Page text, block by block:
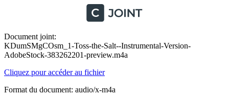
Document joint:
KDumSMgCOsm_1-Toss-the-Salt--Instrumental-Version-
AdobeStock-383262201-preview.m4a
Cliquez pour accéder au fichier
Format du document: audio/x-m4a